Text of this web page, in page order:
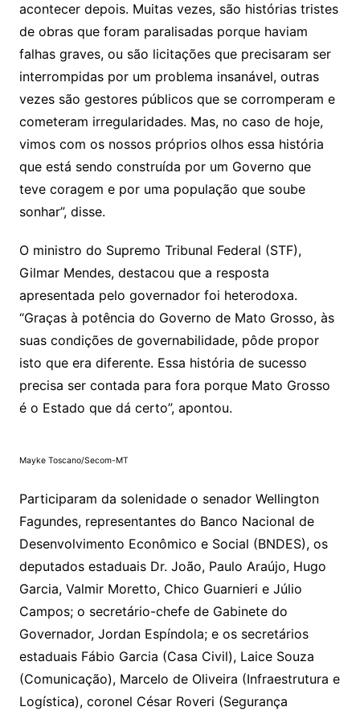
acontecer depois. Muitas vezes, são histórias tristes
de obras que foram paralisadas porque haviam
falhas graves, ou são licitações que precisaram ser
interrompidas por um problema insanável, outras
vezes são gestores públicos que se corromperam e
cometeram irregularidades. Mas, no caso de hoje,
vimos com os nossos próprios olhos essa história
que está sendo construída por um Governo que
teve coragem e por uma população que soube
sonhar”, disse.
O ministro do Supremo Tribunal Federal (STF),
Gilmar Mendes, destacou que a resposta
apresentada pelo governador foi heterodoxa.
“Graças à potência do Governo de Mato Grosso, às
suas condições de governabilidade, pôde propor
isto que era diferente. Essa história de sucesso
precisa ser contada para fora porque Mato Grosso
é o Estado que dá certo”, apontou.
Mayke Toscano/Secom-MT
Participaram da solenidade o senador Wellington
Fagundes, representantes do Banco Nacional de
Desenvolvimento Econômico e Social (BNDES), os
deputados estaduais Dr. João, Paulo Araújo, Hugo
Garcia, Valmir Moretto, Chico Guarnieri e Júlio
Campos; o secretário-chefe de Gabinete do
Governador, Jordan Espíndola; e os secretários
estaduais Fábio Garcia (Casa Civil), Laice Souza
(Comunicação), Marcelo de Oliveira (Infraestrutura e
Logística), coronel César Roveri (Segurança